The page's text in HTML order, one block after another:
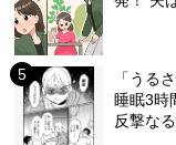
「うる
睡眠3時
反撃な